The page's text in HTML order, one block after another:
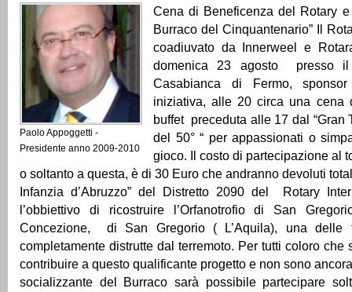
Paolo Appoggetti -
Presidente anno 2009-2010
Cena di Beneficenza del Rotary
Burraco del Cinquantenario” Il
coadiuvato da Innerweel e
domenica 23 agosto presso
Casabianca di Fermo,
iniziativa, alle 20 circa una
buffet preceduta alle 17 dal “Gran
del 50° “ per appassionati o
gioco. Il costo di partecipazione al
o soltanto a questa, è di 30 Euro che andranno devoluti
Infanzia d’Abruzzo” del Distretto 2090 del Rotary
l’obbiettivo di ricostruire l’Orfanotrofio di San
Concezione, di San Gregorio ( L’Aquila), una delle
completamente distrutte dal terremoto. Per tutti coloro che
contribuire a questo qualificante progetto e non sono
socializzante del Burraco sarà possibile partecipare